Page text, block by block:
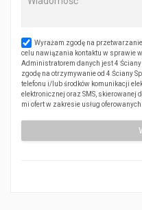
Wyrażam zgodę na
celu nawiązania kontaktu w sprawie
Administratorem danych jest 4
zgodę na otrzymywanie od 4 Ściany
telefonu i/lub środków komunikacji
elektronicznej oraz SMS, skierowanej
mi ofert w zakresie usług